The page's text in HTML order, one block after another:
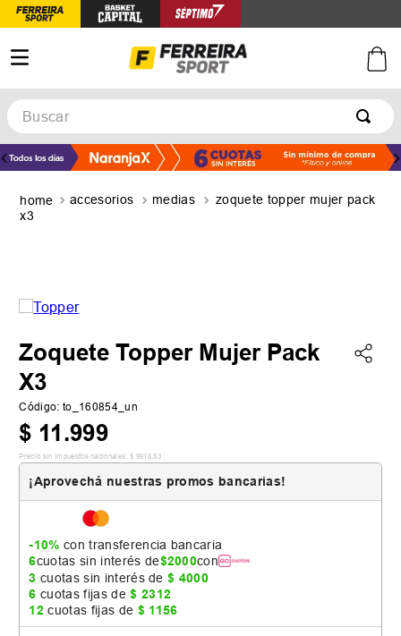
Buscar
TÉRMINOS MÁS BUSCADOS
2
5. zapatillas adidas
accesorios medias
zoquete topper mujer pack
x3
Zoquete Topper Mujer Pack
X3
Código: to_160854_un
$ 11.999
Precio sin impuestos nacionales: $ 9916,53
¡Aprovechá nuestras promos bancarias!
-10% con transferencia bancaria
6cuotas sin interés de$2000con
3 cuotas sin interés de$ 4000
6 cuotas fijas de$ 2312
12 cuotas fijas de $ 1156